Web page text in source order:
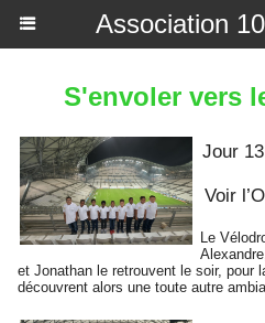
Association
S'envoler vers
Jour
Voir
Le
et Jonathan le retrouvent le soir, pour
découvrent alors une toute autre